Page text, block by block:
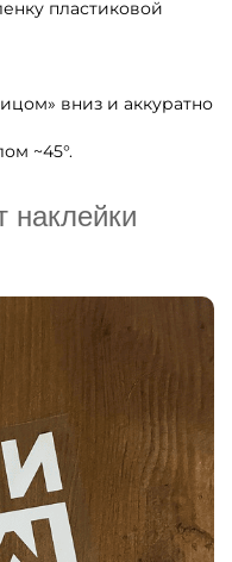
пластиковой
вниз и аккуратно
~45°.